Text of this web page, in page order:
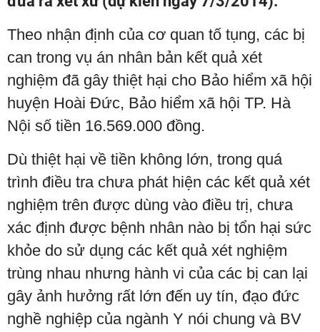
Theo nhận định của cơ quan tố tụng, các bị
can trong vụ án nhân bản kết quả xét
nghiệm đã gây thiệt hại cho Bảo hiểm xã hội
huyện Hoài Đức, Bảo hiểm xã hội TP. Hà
Nội số tiền 16.569.000 đồng.
Dù thiệt hại về tiền không lớn, trong quá
trình điều tra chưa phát hiện các kết quả xét
nghiệm trên được dùng vào điều trị, chưa
xác định được bệnh nhân nào bị tổn hại sức
khỏe do sử dụng các kết quả xét nghiệm
trùng nhau nhưng hành vi của các bị can lại
gây ảnh hưởng rất lớn đến uy tín, đạo đức
nghề nghiệp của ngành Y nói chung và BV